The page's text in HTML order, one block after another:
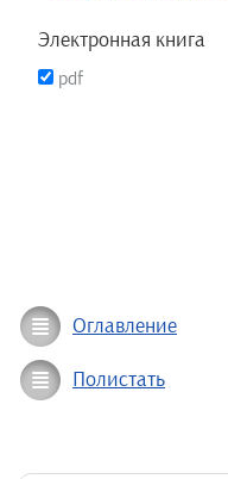
Электронная книга
pdf
Оглавление
Полистать